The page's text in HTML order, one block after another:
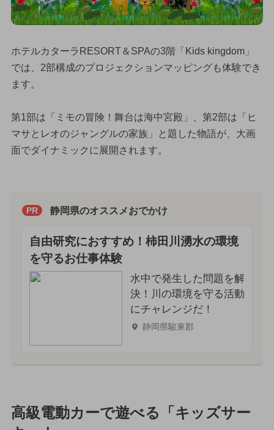
ホテルカターラRESORT＆SPAの3階「Kids kingdom」
では、2部構成のプロジェクションマッピングも体験でき
ます。
第1部は「ミモの冒険！舞台は海中宮殿」、第2部は「ヒ
マサとレオのジャングルの家族」と題した物語が、大画
面でダイナミックに展開されます。
PR 静岡県のオススメおでかけ
自由研究におすすめ！柿田川湧水の環境
を守るお仕事体験
水中で発生した問題を解
決！川の環境を守る活動
にチャレンジだ！
静岡県駿東郡
高級電動カーで遊べる「キッズサー